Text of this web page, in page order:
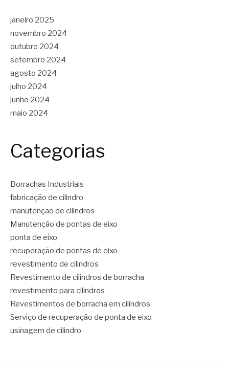
janeiro 2025
novembro 2024
outubro 2024
setembro 2024
agosto 2024
julho 2024
junho 2024
maio 2024
Categorias
Borrachas Industriais
fabricação de cilindro
manutenção de cilindros
Manutenção de pontas de eixo
ponta de eixo
recuperação de pontas de eixo
revestimento de cilindros
Revestimento de cilindros de borracha
revestimento para cilindros
Revestimentos de borracha em cilindros
Serviço de recuperação de ponta de eixo
usinagem de cilindro